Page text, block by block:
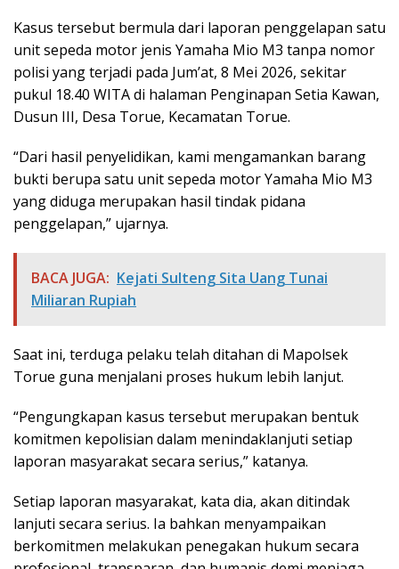
Kasus tersebut bermula dari laporan penggelapan satu
unit sepeda motor jenis Yamaha Mio M3 tanpa nomor
polisi yang terjadi pada Jum’at, 8 Mei 2026, sekitar
pukul 18.40 WITA di halaman Penginapan Setia Kawan,
Dusun III, Desa Torue, Kecamatan Torue.
“Dari hasil penyelidikan, kami mengamankan barang
bukti berupa satu unit sepeda motor Yamaha Mio M3
yang diduga merupakan hasil tindak pidana
penggelapan,” ujarnya.
BACA JUGA: Kejati Sulteng Sita Uang Tunai
Miliaran Rupiah
Saat ini, terduga pelaku telah ditahan di Mapolsek
Torue guna menjalani proses hukum lebih lanjut.
“Pengungkapan kasus tersebut merupakan bentuk
komitmen kepolisian dalam menindaklanjuti setiap
laporan masyarakat secara serius,” katanya.
Setiap laporan masyarakat, kata dia, akan ditindak
lanjuti secara serius. Ia bahkan menyampaikan
berkomitmen melakukan penegakan hukum secara